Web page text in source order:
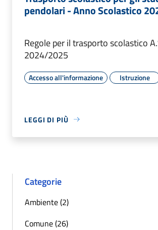
pendolari - Anno Scolastico
Regole per il trasporto scolastico
2024/2025
Accesso all'informazione Istruzione
LEGGI DI PIÙ
Categorie
Ambiente (2)
Comune (26)